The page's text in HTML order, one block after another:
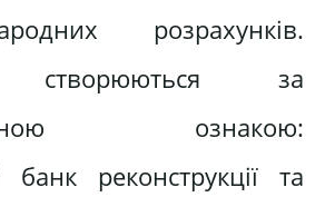
розрахунків.
створюються за
ознакою:
банк реконструкції та